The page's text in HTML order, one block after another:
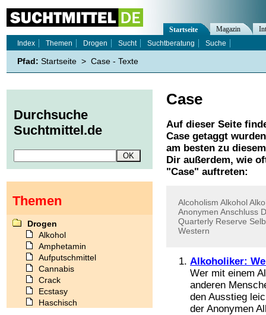
Case
Auf dieser Seite
Case getaggt
am besten zu
Dir außerdem, wie
"Case" auftreten:
Alcoholism Alkohol
Anonymen Anschluss
Quarterly Reserve
Western
Alkoholiker:
Wer mit einem
anderen
den Ausstieg
der Anonymen
Startseite Magazin
Index
Themen Drogen Sucht Suchtberatung Suche
Pfad: Startseite > Case - Texte
Durchsuche
Suchtmittel.de
Themen
Drogen
Alkohol
Amphetamin
Aufputschmittel
Cannabis
Crack
Ecstasy
Haschisch